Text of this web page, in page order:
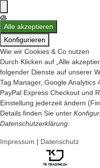
Alle akzeptieren
Konfigurieren
Wie wir Cookies & Co nutzen
Durch Klicken auf „Alle
folgender Dienste auf unserer
Tag Manager, Google Analytics
PayPal Express Checkout und
Einstellung jederzeit ändern
Details finden Sie unter
Datenschutzerklärung
Impressum | Datenschutz